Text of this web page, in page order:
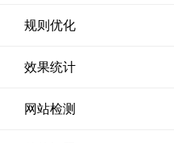
规则优化
效果统计
网站检测